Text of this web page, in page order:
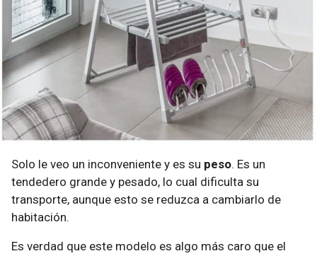
Solo le veo un inconveniente y es su peso. Es un
tendedero grande y pesado, lo cual dificulta su
transporte, aunque esto se reduzca a cambiarlo de
habitación.
Es verdad que este modelo es algo más caro que el